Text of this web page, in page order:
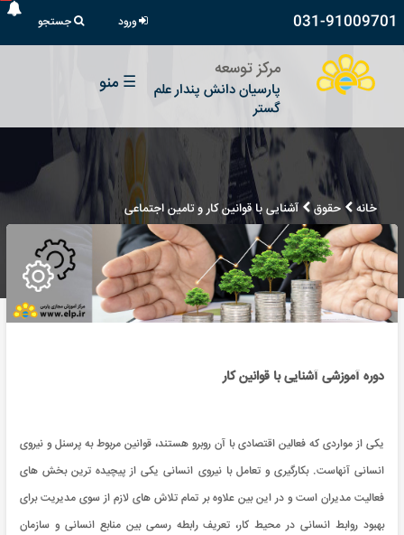
031-91009701 ورود جستجو
مرکز توسعه
پارسیان دانش پندار علم
گستر
☰ منو
خانه حقوق آشنایی با قوانین کار و تامین اجتماعی
دوره آموزشی آشنایی با قوانین کار
یکی از مواردی که فعالین اقتصادی با آن روبرو هستند، قوانین مربوط به پرسنل و نیروی
انسانی آنهاست. بکارگیری و تعامل با نیروی انسانی یکی از پیچیده ترین بخش های
فعالیت مدیران است و در این بین علاوه بر تمام تلاش های لازم از سوی مدیریت برای
بهبود روابط انسانی در محیط کار، تعریف رابطه رسمی بین منابع انسانی و سازمان